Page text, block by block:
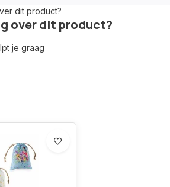
over dit product?
je graag